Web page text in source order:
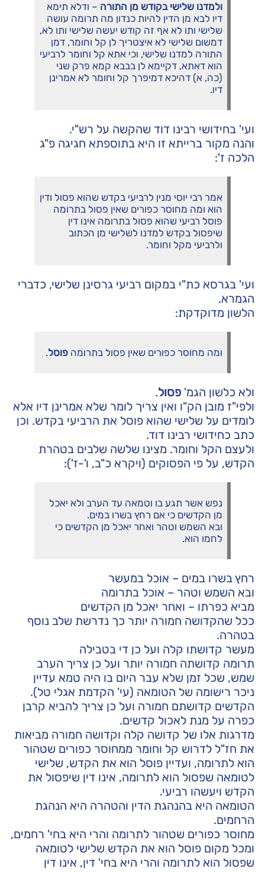
ולמדנו שלישי בקודש מן התורה – ודלא תימא
דיו לבא מן הדין להיות כנדון מה תרומה עושה
שלישי ותו לא אף זה קודש יעשה שלישי ותו לא,
דמשום שלישי לא איצטריך לן קל וחומר, דמן
התורה למדנו שלישי, וכי אתא קל וחומר לרביעי
הוא דאתא, דקיימא לן בבבא קמא פרק שני
(כה, א) דהיכא דמיפרך קל וחומר לא אמרינן
דיו.
ועי' בחידושי רבינו דוד שהקשה על רש"י.
והנה מקור ברייתא זו היא בתוספתא חגיגה פ"ג
הלכה ז':
אמר רבי יוסי מנין לרביעי בקדש שהוא פסול ודין
הוא ומה מחוסר כפורים שאין פסול בתרומה
פוסל רביעי שהוא פסול בתרומה אינו דין
שיפסול בקדש למדנו לשלישי מן הכתוב
ולרביעי מקל וחומר.
ועי' בגרסא כת"י במקום רביעי גרסינן שלישי, כדברי
הגמרא.
הלשון מדוקדקת:
ומה מחוסר כפורים שאין פסול בתרומה פוסל.
ולא כלשון הגמ' פסול.
ולפי"ז מובן הק"ו ואין צריך לומר שלא אמרינן דיו אלא
לומדים על שלישי שהוא פוסל את הרביעי בקדש. וכן
כתב כחידושי רבינו דוד.
ולעצם הקל וחומר. מצינו שלשה שלבים בטהרת
הקדש, על פי הפסוקים (ויקרא כ"ב, ו'-ז'):
נפש אשר תגע בו וטמאה עד הערב ולא יאכל
מן הקדשים כי אם רחץ בשרו במים.
ובא השמש וטהר ואחר יאכל מן הקדשים כי
לחמו הוא.
רחץ בשרו במים – אוכל במעשר
ובא השמש וטהר – אוכל בתרומה
מביא כפרתו – ואחר יאכל מן הקדשים
ככל שהקדושה חמורה יותר כך נדרשת שלב נוסף
בטהרה.
מעשר קדושתו קלה ועל כן די בטבילה
תרומה קדושתה חמורה יותר ועל כן צריך הערב
שמש, שכל זמן שלא עבר היום בו היה טמא עדיין
ניכר רישומה של הטומאה (עי' הקדמת אגלי טל).
הקדשים קדושתם חמורה ועל כן צריך להביא קרבן
כפרה על מנת לאכול קדשים.
מדרגות אלו של קדושה קלה וקדושה חמורה מביאות
את חז"ל לדרוש קל וחומר ממחוסר כפורים שטהור
הוא לתרומה, ועדיין פוסל הוא את הקדש, שלישי
לטומאה שפסול הוא לתרומה, אינו דין שיפסול את
הקדש ויעשהו רביעי.
הטומאה היא בהנהגת הדין והטהרה היא הנהגת
הרחמים.
מחוסר כפורים שטהור לתרומה והרי היא בחי' רחמים,
ומכל מקום פוסל הוא את הקדש שלישי לטומאה
שפסול הוא לתרומה והרי היא בחי' דין, אינו דין